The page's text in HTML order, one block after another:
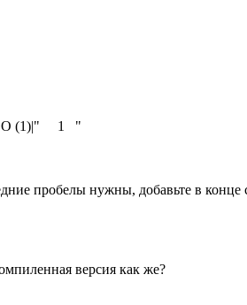
ООО (1)|" 1 "
пробелы нужны, добавьте в конце
версия как же?